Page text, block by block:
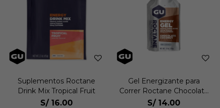
Suplementos Roctane
Drink Mix Tropical Fruit
S/ 16.00
Gel Energizante para
Correr Roctane Chocolate
Coconut con Cafeina
S/ 14.00